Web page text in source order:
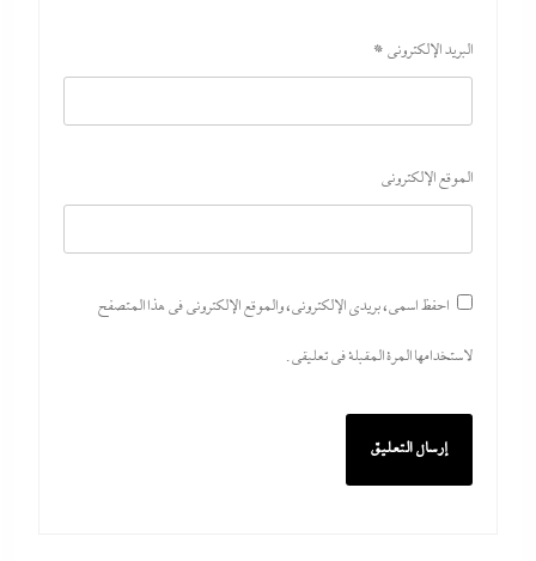
البريد الإلكتروني *
الموقع الإلكتروني
احفظ اسمي، بريدي الإلكتروني، والموقع الإلكتروني في هذا المتصفح
لاستخدامها المرة المقبلة في تعليقي.